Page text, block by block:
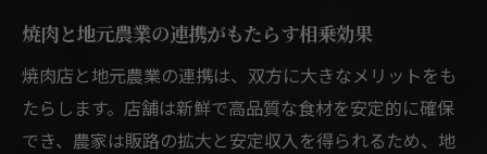
焼肉と地元農業の連携がもたらす相乗効果
焼肉店と地元農業の連携は、双方に大きなメリットをも
たらします。店舗は新鮮で高品質な食材を安定的に確保
でき、農家は販路の拡大と安定収入を得られるため、地